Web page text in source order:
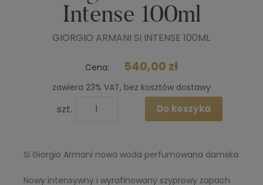
Intense 100ml
GIORGIO ARMANI SI INTENSE 100ML
Cena: 540,00 zł
zawiera 23% VAT, bez kosztów dostawy
szt. Do koszyka
Si Giorgio Armani nowa woda perfumowana damska
Nowy intensywny i wyrafinowany szyprowy zapach